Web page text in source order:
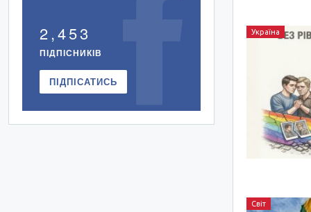
Україна
Світ
2,453
ПІДПІСНИКІВ
ПІДПІСАТИСЬ